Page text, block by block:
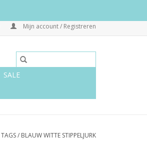
Mijn account / Registreren
SALE
TAGS/ BLAUW WITTE STIPPELJURK